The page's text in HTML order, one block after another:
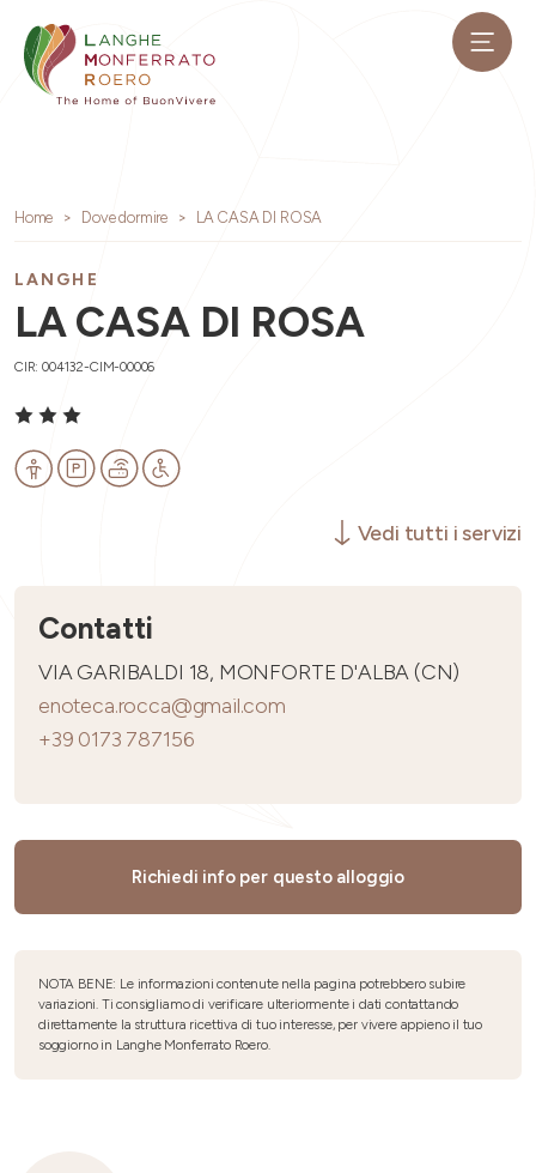
Home Dove dormire LA CASA DI ROSA
LANGHE
LA CASA DI ROSA
CIR: 004132-CIM-00006
Vedi tutti i servizi
Contatti
VIA GARIBALDI 18, MONFORTE D'ALBA (CN)
enoteca.rocca@gmail.com
+39 0173 787156
Richiedi info per questo alloggio
NOTA BENE: Le informazioni contenute nella pagina potrebbero subire
variazioni. Ti consigliamo di verificare ulteriormente i dati contattando
direttamente la struttura ricettiva di tuo interesse, per vivere appieno il tuo
soggiorno in Langhe Monferrato Roero.